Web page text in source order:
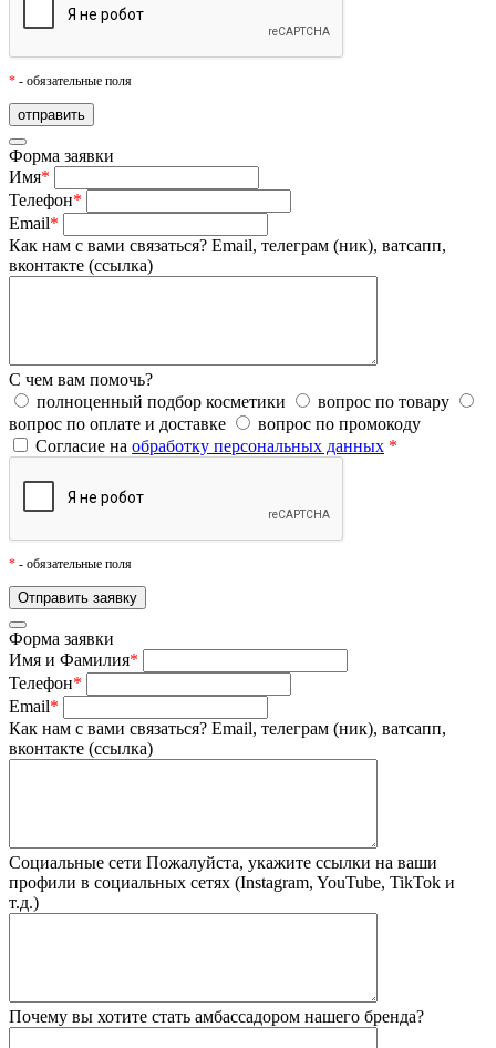
* - обязательные поля
Форма заявки
Имя*
Телефон*
Email*
Как нам с вами связаться? Email, телеграм (ник), ватсапп,
вконтакте (ссылка)
С чем вам помочь?
полноценный подбор косметики
вопрос по товару
вопрос по оплате и доставке
вопрос по промокоду
Согласие на обработку персональных данных *
* - обязательные поля
Форма заявки
Имя и Фамилия*
Телефон*
Email*
Как нам с вами связаться? Email, телеграм (ник), ватсапп,
вконтакте (ссылка)
Социальные сети Пожалуйста, укажите ссылки на ваши
профили в социальных сетях (Instagram, YouTube, TikTok и
т.д.)
Почему вы хотите стать амбассадором нашего бренда?